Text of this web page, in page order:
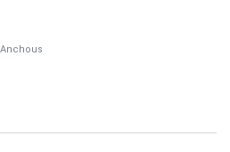
Anchous